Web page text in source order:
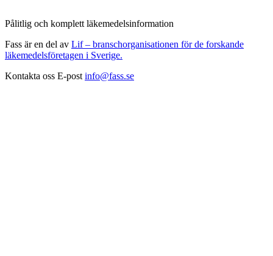
Pålitlig och komplett läkemedelsinformation
Fass är en del av Lif – branschorganisationen för de forskande
läkemedelsföretagen i Sverige.
Kontakta oss E-post info@fass.se